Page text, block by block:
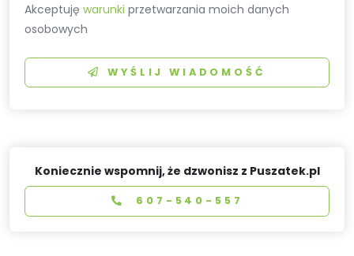
Akceptujęwarunki przetwarzania moich danych
osobowych
WYŚLIJ WIADOMOŚĆ
Koniecznie wspomnij, że dzwonisz z Puszatek.pl
607-540-557